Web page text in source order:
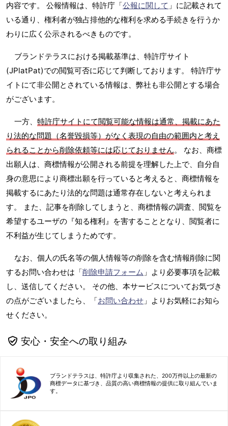
内容です。 公報情報は、特許庁「公報に関して 」に記載されて
いる通り、権利者が独占排他的な権利を求める手続きを行うか
わりに広く公示されるべきものです。
ブランドテラスにおける掲載基準は、特許庁サイト
(JPlatPat)での閲覧可否に応じて判断しております。 特許庁サ
イトにて非公開とされている情報は、弊社も非公開とする場合
がございます。
一方、 特許庁サイトにて閲覧可能な情報は通常、掲載にあた
り法的な問題（名誉毀損等）がなく表現の自由の範囲内と考え
られることから削除依頼等には応じておりません。 なお、商標
出願人は、商標情報が公開される前提を理解した上で、自分自
身の意思により商標出願を行っていると考えると、商標情報を
掲載するにあたり法的な問題は通常存在しないと考えられま
す。 また、記事を削除してしまうと、商標情報の調査、閲覧を
希望するユーザの『知る権利』を害することとなり、閲覧者に
不利益が生じてしまうためです。
なお、個人の氏名等の個人情報等の削除を含む情報削除に関
するお問い合わせは「削除申請フォーム 」より必要事項を記載
し、送信してください。 その他、本サービスについてお気づき
の点がございましたら、「お問い合わせ 」よりお気軽にお知ら
せください。
安心・安全への取り組み
ブランドテラスは、特許庁より収集された、200万件以上の最新の
商標データに基づき、品質の高い商標情報の提供に取り組んでいま
す。